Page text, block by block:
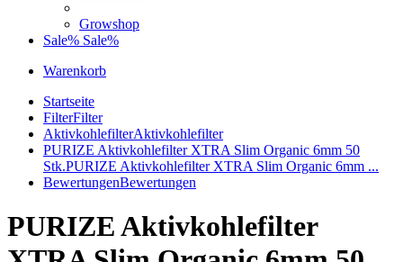
Growshop
Sale% Sale%
Warenkorb
Startseite
FilterFilter
AktivkohlefilterAktivkohlefilter
PURIZE Aktivkohlefilter XTRA Slim Organic 6mm 50
Stk.PURIZE Aktivkohlefilter XTRA Slim Organic 6mm ...
BewertungenBewertungen
PURIZE Aktivkohlefilter